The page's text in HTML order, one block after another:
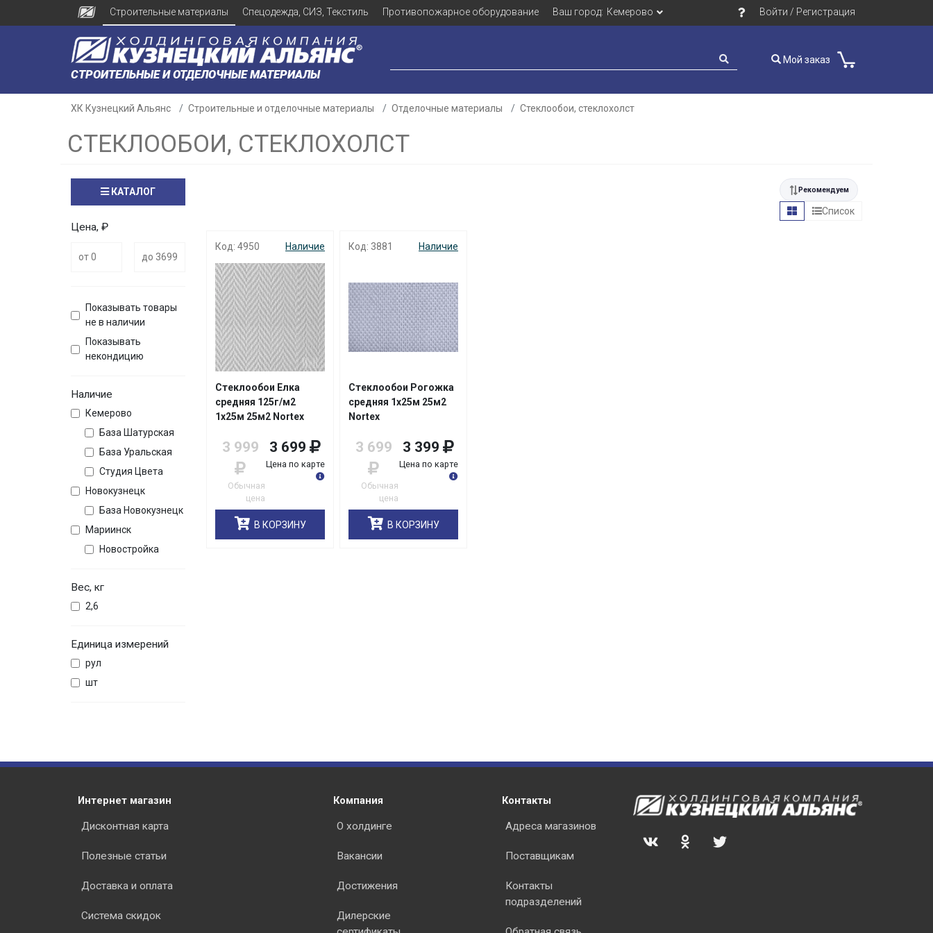
Строительные материалы Спецодежда, СИЗ, Текстиль Противопожарное оборудование Ваш город: Кемерово Войти / Регистрация
СТРОИТЕЛЬНЫЕ И ОТДЕЛОЧНЫЕ МАТЕРИАЛЫ
Мой заказ
ХК Кузнецкий Альянс Строительные и отделочные материалы Отделочные материалы Стеклообои, стеклохолст
СТЕКЛООБОИ, СТЕКЛОХОЛСТ
КАТАЛОГ
Цена, ₽
Показывать товары
не в наличии
Показывать
некондицию
Наличие
Кемерово
База Шатурская
База Уральская
Студия Цвета
Новокузнецк
База Новокузнецк
Мариинск
Новостройка
Вес, кг
2,6
Единица измерений
рул
шт
Рекомендуем
Список
Код: 4950 Наличие
Стеклообои Елка
средняя 125г/м2
1х25м 25м2 Nortex
3 999
Обычная
цена
3 699
Цена по карте
В КОРЗИНУ
Код: 3881 Наличие
Стеклообои Рогожка
средняя 1х25м 25м2
Nortex
3 699
Обычная
цена
3 399
Цена по карте
В КОРЗИНУ
Интернет магазин
Дисконтная карта
Полезные статьи
Доставка и оплата
Система скидок
Компания
О холдинге
Вакансии
Достижения
Дилерские
Контакты
Адреса магазинов
Поставщикам
Контакты
подразделений